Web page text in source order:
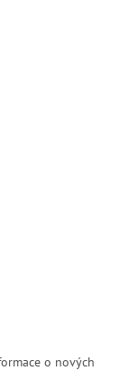
o nových